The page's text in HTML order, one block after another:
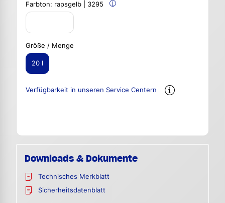
Farbton: rapsgelb | 3295
Größe / Menge
20 l
Verfügbarkeit in unseren Service Centern
Downloads & Dokumente
Technisches Merkblatt
Sicherheitsdatenblatt